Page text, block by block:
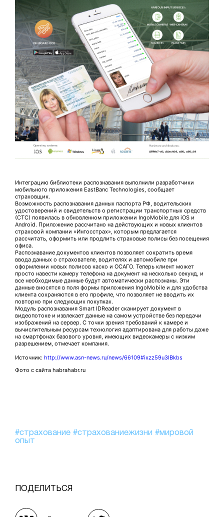
Интеграцию библиотеки распознавания выполнили разработчики
мобильного приложения EastBanc Technologies, сообщает
страховщик.
Возможность распознавания данных паспорта РФ, водительских
удостоверений и свидетельств о регистрации транспортных средств
(СТС) появилась в обновленном приложении IngoMobile для iOS и
Android. Приложение рассчитано на действующих и новых клиентов
страховой компании «Ингосстрах», которым предлагается
рассчитать, оформить или продлить страховые полисы без посещения
офиса.
Распознавание документов клиентов позволяет сократить время
ввода данных о страхователе, водителях и автомобиле при
оформлении новых полисов каско и ОСАГО. Теперь клиент может
просто навести камеру телефона на документ на несколько секунд, и
все необходимые данные будут автоматически распознаны. Эти
данные вносятся в поля формы приложения IngoMobile и для удобства
клиента сохраняются в его профиле, что позволяет не вводить их
повторно при следующих покупках.
Модуль распознавания Smart IDReader сканирует документ в
видеопотоке и извлекает данные на самом устройстве без передачи
изображений на сервер. С точки зрения требований к камере и
вычислительным ресурсам технология адаптирована для работы даже
на смартфонах базового уровня, имеющих видеокамеры с низким
разрешением, отмечает компания.
Источник: http://www.asn-news.ru/news/66109#ixzz59u3lBkbs
Фото с сайта habrahabr.ru
#страхование #страхованиежизни #мировой
опыт
ПОДЕЛИТЬСЯ